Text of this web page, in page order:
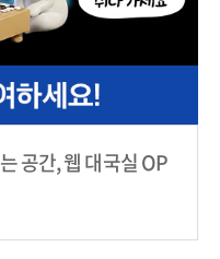
공간, 웹 대국실 OP